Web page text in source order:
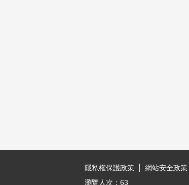
隱私權保護政策
網站安全政策
瀏覽人次： 63